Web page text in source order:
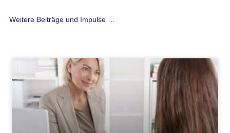
Weitere Beiträge und Impulse …
SeiteSeiteSeite SeiteSeiteSeiteSeiteSeite
Seite Seite Seite Seite Seite SeiteSeite
Seite Seite Seite Seite Seite Seite